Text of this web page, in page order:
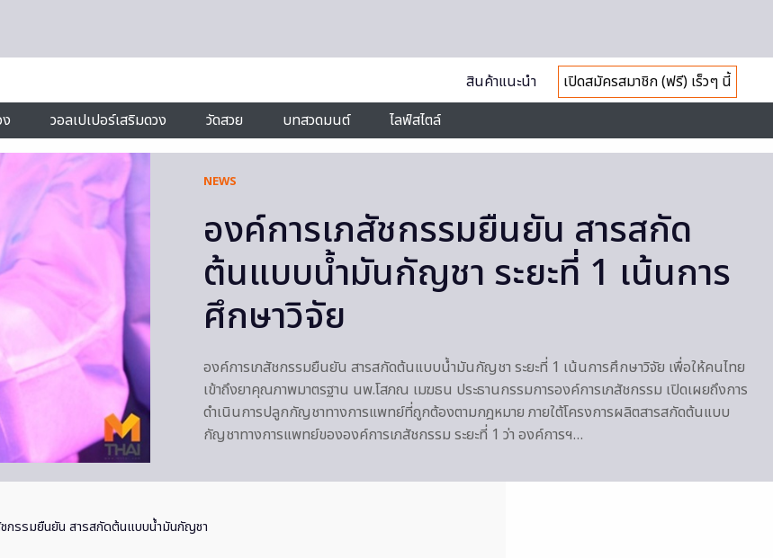
สินค้าแนะนำ
เปิดสมัครสมาชิก (ฟรี) เร็วๆ นี้
วอลเปเปอร์เสริมดวง วัดสวย บทสวดมนต์ ไลฟ์สไตล์
NEWS
องค์การเภสัชกรรมยืนยัน สารสกัด
ต้นแบบน้ำมันกัญชา ระยะที่ 1 เน้นการ
ศึกษาวิจัย
องค์การเภสัชกรรมยืนยัน สารสกัดต้นแบบน้ำมันกัญชา ระยะที่ 1 เน้นการศึกษาวิจัย เพื่อให้คนไทย
เข้าถึงยาคุณภาพมาตรฐาน นพ.โสภณ เมฆธน ประธานกรรมการองค์การเภสัชกรรม เปิดเผยถึงการ
ดำเนินการปลูกกัญชาทางการแพทย์ที่ถูกต้องตามกฎหมาย ภายใต้โครงการผลิตสารสกัดต้นแบบ
กัญชาทางการแพทย์ขององค์การเภสัชกรรม ระยะที่ 1 ว่า องค์การฯ…
กรรมยืนยัน สารสกัดต้นแบบน้ำมันกัญชา